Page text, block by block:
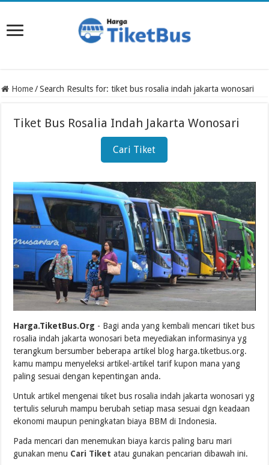
Home / Search Results for: tiket bus rosalia indah jakarta wonosari
Tiket Bus Rosalia Indah Jakarta Wonosari
Cari Tiket
Harga.TiketBus.Org - Bagi anda yang kembali mencari tiket bus
rosalia indah jakarta wonosari beta meyediakan informasinya yg
terangkum bersumber beberapa artikel blog harga.tiketbus.org.
kamu mampu menyeleksi artikel-artikel tarif kupon mana yang
paling sesuai dengan kepentingan anda.
Untuk artikel mengenai tiket bus rosalia indah jakarta wonosari yg
tertulis seluruh mampu berubah setiap masa sesuai dgn keadaan
ekonomi maupun peningkatan biaya BBM di Indonesia.
Pada mencari dan menemukan biaya karcis paling baru mari
gunakan menu Cari Tiket atau gunakan pencarian dibawah ini.